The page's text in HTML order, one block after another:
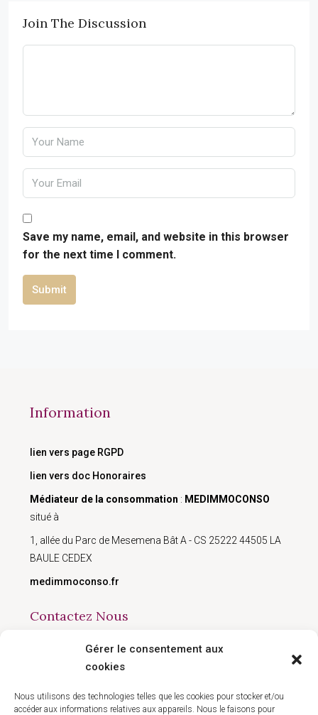
Gérer le consentement aux
cookies
Nous utilisons des technologies telles que les cookies pour stocker et/ou
accéder aux informations relatives aux appareils. Nous le faisons pour
Join The Discussion
Save my name, email, and website in this browser
for the next time I comment.
Submit
Information
lien vers page RGPD
lien vers doc Honoraires
Médiateur de la consommation : MEDIMMOCONSO
situé à
1, allée du Parc de Mesemena Bât A - CS 25222 44505 LA
BAULE CEDEX
medimmoconso.fr
Contactez Nous
168 avenue du Président Wilson, Montreuil 93100
09 50 90 77 41